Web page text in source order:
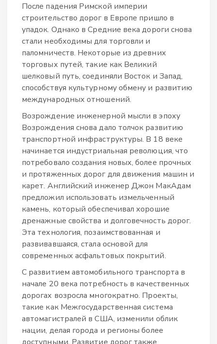
После падения Римской империи
строительство дорог в Европе пришло в
упадок. Однако в Средние века дороги снова
стали необходимы для торговли и
паломничеств. Некоторые из древних
торговых путей, такие как Великий
шелковый путь, соединяли Восток и Запад,
способствуя культурному обмену и развитию
международных отношений.
Возрождение инженерной мысли в эпоху
Возрождения снова дало толчок развитию
транспортной инфраструктуры. В 18 веке
начинается индустриальная революция, что
потребовало создания новых, более прочных
и протяженных дорог для движения машин и
карет. Английский инженер Джон МакАдам
предложил использовать измельченный
камень, который обеспечивал хорошие
дренажные свойства и долговечность дорог.
Эта технология, позаимствованная и
развивавшаяся, стала основой для
современных асфальтовых покрытий.
С развитием автомобильного транспорта в
начале 20 века потребность в качественных
дорогах возросла многократно. Проекты,
такие как Межгосударственная система
автомагистралей в США, изменили облик
нации, делая города и регионы более